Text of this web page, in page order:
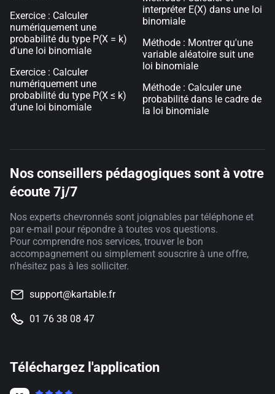
Exercice : Calculer
numériquement une
probabilité du type P(X = k)
d'une loi binomiale
Exercice : Calculer
numériquement une
probabilité du type P(X ≤ k)
d'une loi binomiale
interpréter E(X) dans une loi
binomiale
Méthode : Montrer qu'une
variable aléatoire suit une
loi binomiale
Méthode : Calculer une
probabilité dans le cadre de
la loi binomiale
Nos conseillers pédagogiques sont à votre
écoute 7j/7
Nos experts chevronnés sont joignables par téléphone et
par e-mail pour répondre à toutes vos questions.
Pour comprendre nos services, trouver le bon
accompagnement ou simplement souscrire à une offre,
n'hésitez pas à les solliciter.
support@kartable.fr
01 76 38 08 47
Téléchargez l'application